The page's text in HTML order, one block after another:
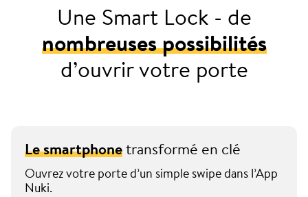
Une Smart Lock - de
nombreuses possibilités
d’ouvrir votre porte
Le smartphonetransformé en clé
Ouvrez votre porte d’un simple swipe dans l’App
Nuki.